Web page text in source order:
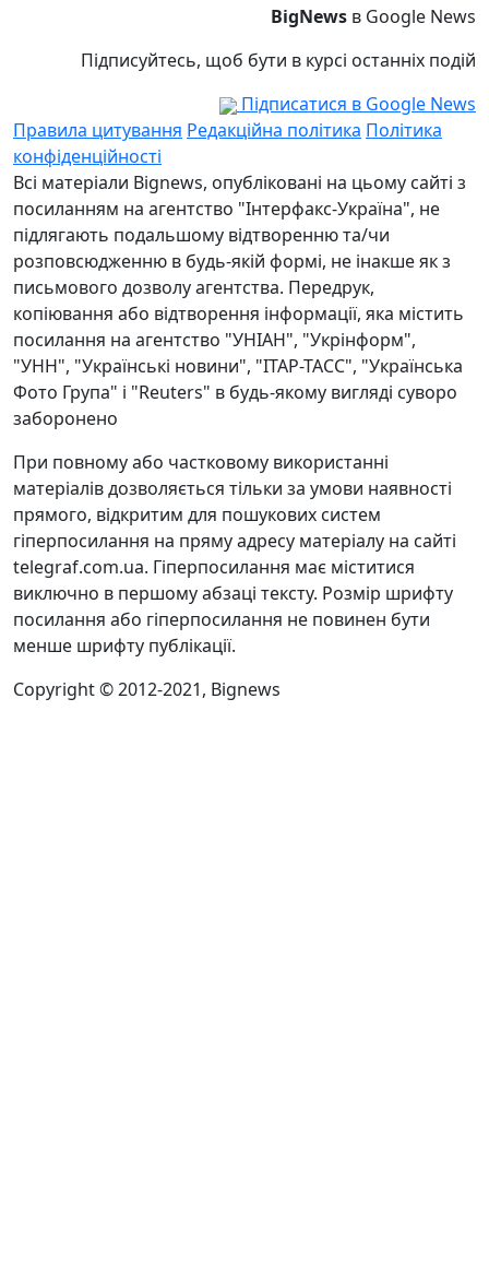
BigNews в Google News
Підписуйтесь, щоб бути в курсі останніх подій
Підписатися в Google News
Правила цитування Редакційна політика Політика
конфіденційності
Всі матеріали Bignews, опубліковані на цьому сайті з
посиланням на агентство "Інтерфакс-Україна", не
підлягають подальшому відтворенню та/чи
розповсюдженню в будь-якій формі, не інакше як з
письмового дозволу агентства. Передрук,
копіювання або відтворення інформації, яка містить
посилання на агентство "УНІАН", "Укрінформ",
"УНН", "Українські новини", "ІТАР-ТАСС", "Українська
Фото Група" і "Reuters" в будь-якому вигляді суворо
заборонено
При повному або частковому використанні
матеріалів дозволяється тільки за умови наявності
прямого, відкритим для пошукових систем
гіперпосилання на пряму адресу матеріалу на сайті
telegraf.com.ua. Гіперпосилання має міститися
виключно в першому абзаці тексту. Розмір шрифту
посилання або гіперпосилання не повинен бути
менше шрифту публікації.
Copyright © 2012-2021, Bignews